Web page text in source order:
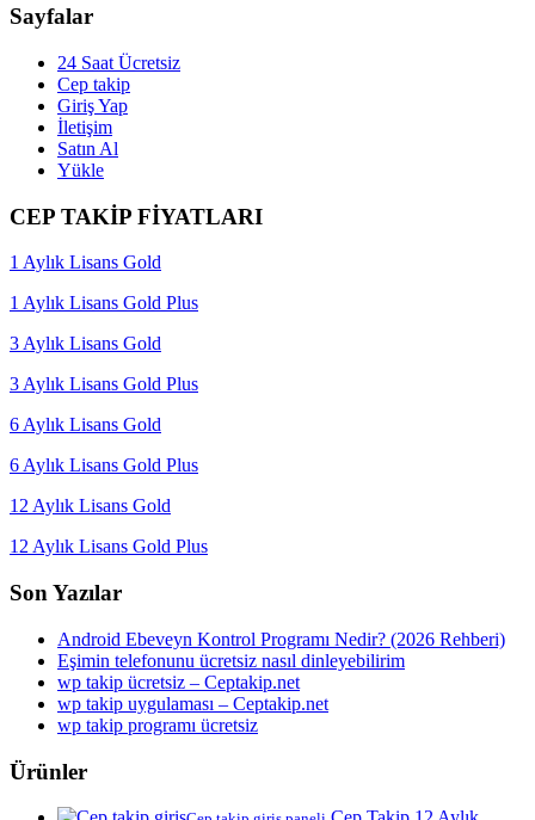
Sayfalar
24 Saat Ücretsiz
Cep takip
Giriş Yap
İletişim
Satın Al
Yükle
CEP TAKİP FİYATLARI
1 Aylık Lisans Gold
1 Aylık Lisans Gold Plus
3 Aylık Lisans Gold
3 Aylık Lisans Gold Plus
6 Aylık Lisans Gold
6 Aylık Lisans Gold Plus
12 Aylık Lisans Gold
12 Aylık Lisans Gold Plus
Son Yazılar
Android Ebeveyn Kontrol Programı Nedir? (2026 Rehberi)
Eşimin telefonunu ücretsiz nasıl dinleyebilirim
wp takip ücretsiz – Ceptakip.net
wp takip uygulaması – Ceptakip.net
wp takip programı ücretsiz
Ürünler